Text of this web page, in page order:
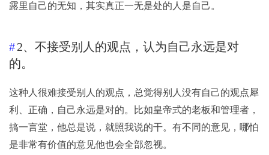
露里自己的无知，其实真正一无是处的人是自己。
2、不接受别人的观点，认为自己永远是对
的。
这种人很难接受别人的观点，总觉得别人没有自己的观点犀
利、正确，自己永远是对的。比如皇帝式的老板和管理者，
搞一言堂，他总是说，就照我说的干。有不同的意见，哪怕
是非常有价值的意见他也会全部忽视。